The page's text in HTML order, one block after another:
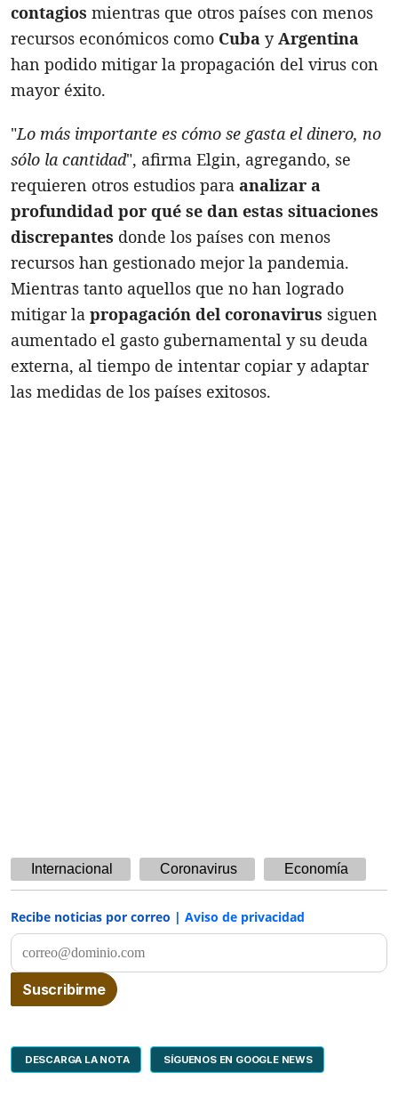
contagios mientras que otros países con menos
recursos económicos como Cuba yArgentina
han podido mitigar la propagación del virus con
mayor éxito.
"Lo más importante es cómo se gasta el dinero, no
sólo la cantidad", afirma Elgin, agregando, se
requieren otros estudios para analizar a
profundidad por qué se dan estas situaciones
discrepantes donde los países con menos
recursos han gestionado mejor la pandemia.
Mientras tanto aquellos que no han logrado
mitigar la propagación del coronavirus siguen
aumentado el gasto gubernamental y su deuda
externa, al tiempo de intentar copiar y adaptar
las medidas de los países exitosos.
Internacional Coronavirus Economía
Recibe noticias por correo | Aviso de privacidad
DESCARGA LA NOTA SÍGUENOS EN GOOGLE NEWS